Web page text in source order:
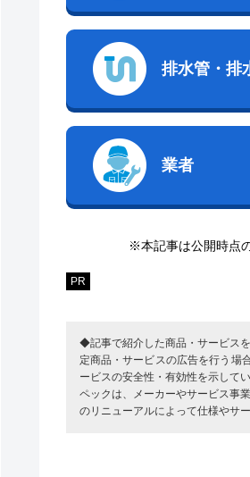
排水管・排
業者
※本記事は公開時点
PR
◆記事で紹介した商品・サービス
定商品・サービスの広告を行う場
ービスの安全性・有効性を示して
ペックは、メーカーやサービス事
のリニューアルによって仕様やサ